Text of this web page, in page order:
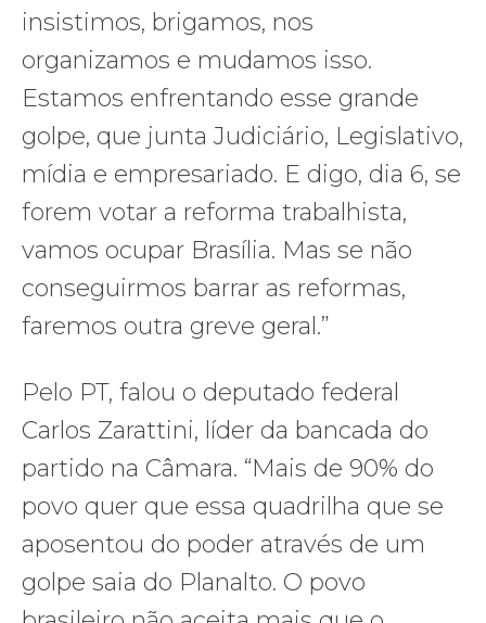
insistimos, brigamos, nos
organizamos e mudamos isso.
Estamos enfrentando esse grande
golpe, que junta Judiciário, Legislativo,
mídia e empresariado. E digo, dia 6, se
forem votar a reforma trabalhista,
vamos ocupar Brasília. Mas se não
conseguirmos barrar as reformas,
faremos outra greve geral.”
Pelo PT, falou o deputado federal
Carlos Zarattini, líder da bancada do
partido na Câmara. “Mais de 90% do
povo quer que essa quadrilha que se
aposentou do poder através de um
golpe saia do Planalto. O povo